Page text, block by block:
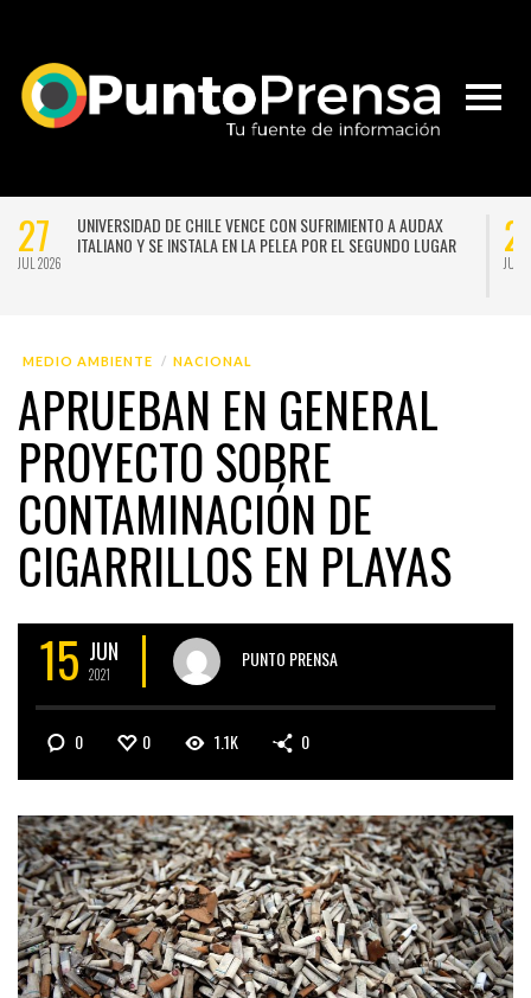
27
JUL 2026
UNIVERSIDAD DE CHILE VENCE CON SUFRIMIENTO A AUDAX
ITALIANO Y SE INSTALA EN LA PELEA POR EL SEGUNDO LUGAR
JUL
MEDIO AMBIENTE NACIONAL
APRUEBAN EN GENERAL
PROYECTO SOBRE
CONTAMINACIÓN DE
CIGARRILLOS EN PLAYAS
15 JUN
2021
PUNTO PRENSA
0 0 1.1K 0